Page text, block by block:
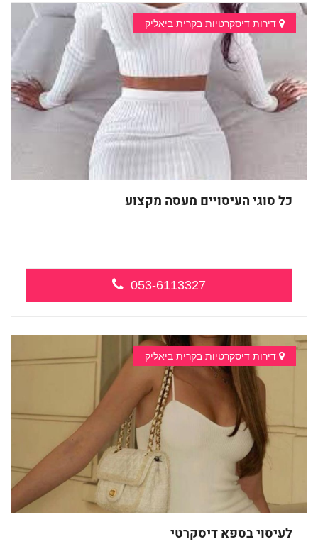
דירות דיסקרטיות בקרית ביאליק
כל סוגי העיסויים מעסה מקצוע
053-6113327
דירות דיסקרטיות בקרית ביאליק
לעיסוי בספא דיסקרטי